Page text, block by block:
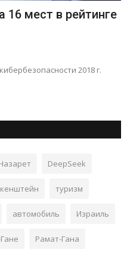
16 мест в рейтинге
2018 г.
DeepSeek
туризм
автомобиль Израиль
Рамат-Гана